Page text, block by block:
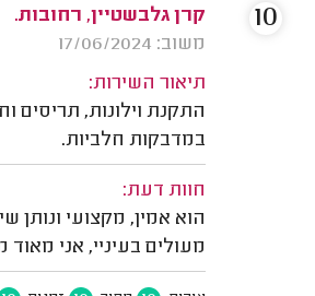
קרן גלבשטיין, רחובות.
משוב: 17/06/2024
תיאור השירות:
התקנת וילונות, תריסים
במדבקות חלביות.
חוות דעת:
הוא אמין, מקצועי ונותן
מעולים בעיניי, אני
10